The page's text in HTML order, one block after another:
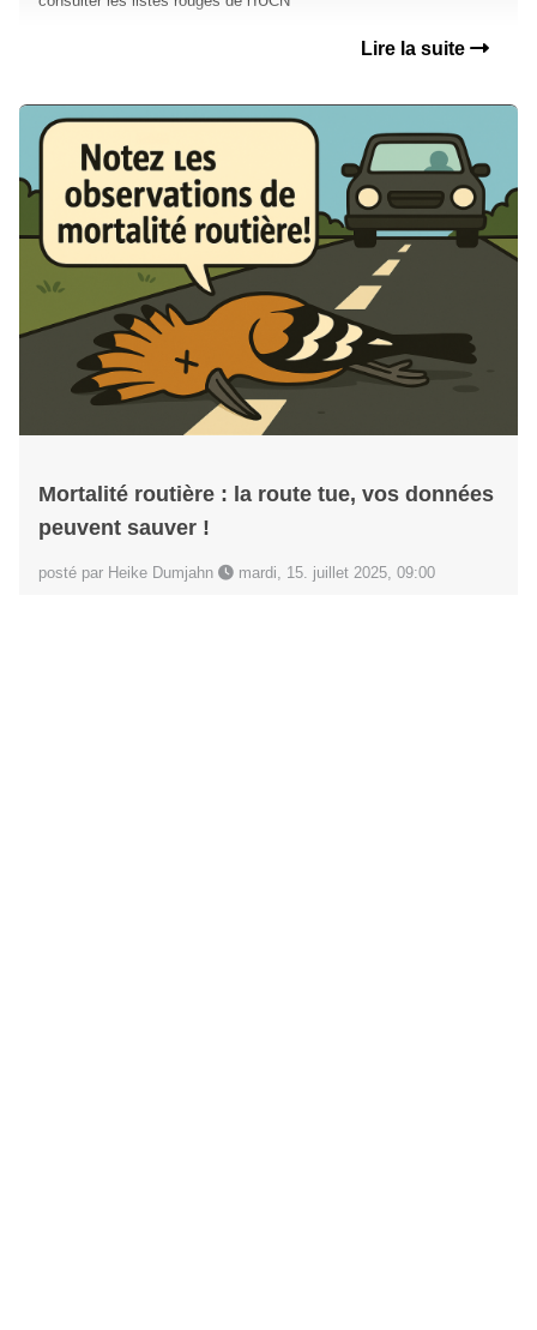
Lire la suite
Mortalité routière : la route tue, vos données
peuvent sauver !
posté par Heike Dumjahn mardi, 15. juillet 2025, 09:00